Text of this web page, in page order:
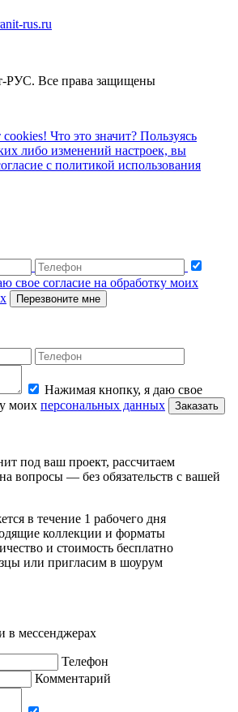
rus.ru
РУС. Все права защищены
Что это значит? Пользуясь
либо изменений настроек, вы
с политикой использования
свое согласие на обработку моих
Перезвоните мне
Нажимая кнопку, я даю свое
моих персональных данных Заказать
под ваш проект, рассчитаем
вопросы — без обязательств с вашей
в течение 1 рабочего дня
коллекции и форматы
и стоимость бесплатно
или пригласим в шоурум
в мессенджерах
Телефон
Комментарий